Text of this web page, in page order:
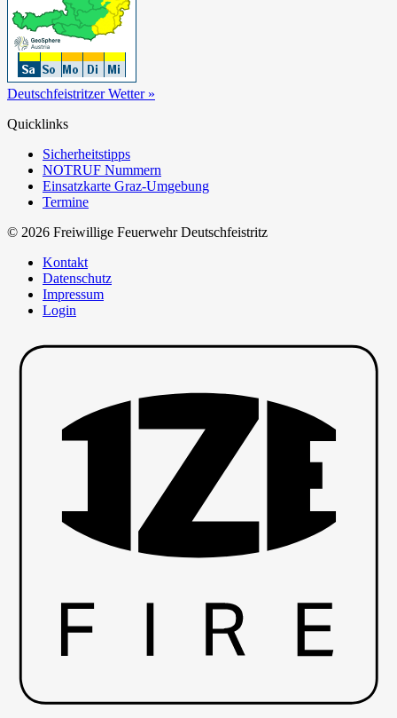
Deutschfeistritzer Wetter »
Quicklinks
Sicherheitstipps
NOTRUF Nummern
Einsatzkarte Graz-Umgebung
Termine
© 2026 Freiwillige Feuerwehr Deutschfeistritz
Kontakt
Datenschutz
Impressum
Login